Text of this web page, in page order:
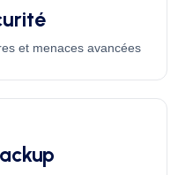
et menaces avancées